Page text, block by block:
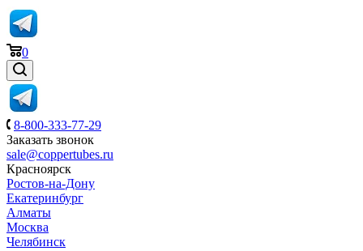
0
8-800-333-77-29
Заказать звонок
sale@coppertubes.ru
Красноярск
Ростов-на-Дону
Екатеринбург
Алматы
Москва
Челябинск